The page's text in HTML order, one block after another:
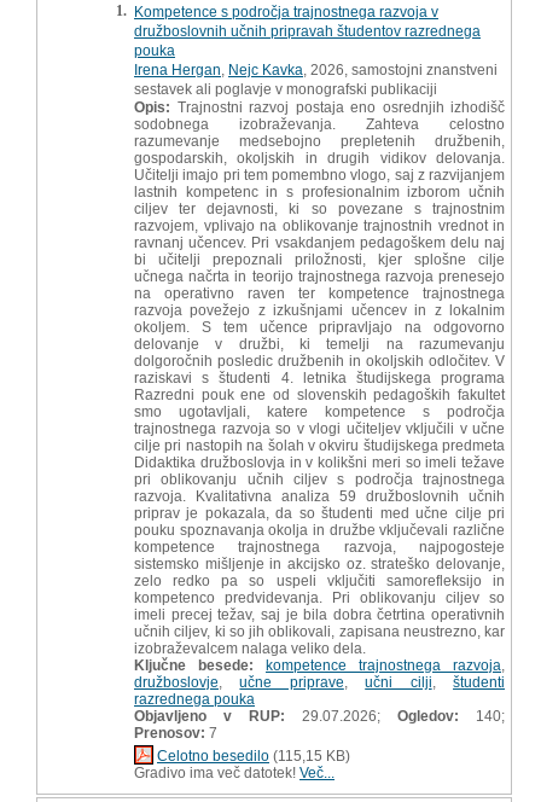
1. Kompetence s področja trajnostnega razvoja v
družboslovnih učnih pripravah študentov razrednega
pouka
Irena Hergan Nejc Kavka , 2026, samostojni znanstveni
sestavek ali poglavje v monografski publikaciji
Opis: Trajnostni razvoj postaja eno osrednjih izhodišč
sodobnega izobraževanja. Zahteva celostno
razumevanje medsebojno prepletenih družbenih,
gospodarskih, okoljskih in drugih vidikov delovanja.
Učitelji imajo pri tem pomembno vlogo, saj z razvijanjem
lastnih kompetenc in s profesionalnim izborom učnih
ciljev ter dejavnosti, ki so povezane s trajnostnim
razvojem, vplivajo na oblikovanje trajnostnih vrednot in
ravnanj učencev. Pri vsakdanjem pedagoškem delu naj
bi učitelji prepoznali priložnosti, kjer splošne cilje
učnega načrta in teorijo trajnostnega razvoja prenesejo
na operativno raven ter kompetence trajnostnega
razvoja povežejo z izkušnjami učencev in z lokalnim
okoljem. S tem učence pripravljajo na odgovorno
delovanje v družbi, ki temelji na razumevanju
dolgoročnih posledic družbenih in okoljskih odločitev. V
raziskavi s študenti 4. letnika študijskega programa
Razredni pouk ene od slovenskih pedagoških fakultet
smo ugotavljali, katere kompetence s področja
trajnostnega razvoja so v vlogi učiteljev vključili v učne
cilje pri nastopih na šolah v okviru študijskega predmeta
Didaktika družboslovja in v kolikšni meri so imeli težave
pri oblikovanju učnih ciljev s področja trajnostnega
razvoja. Kvalitativna analiza 59 družboslovnih učnih
priprav je pokazala, da so študenti med učne cilje pri
pouku spoznavanja okolja in družbe vključevali različne
kompetence trajnostnega razvoja, najpogosteje
sistemsko mišljenje in akcijsko oz. strateško delovanje,
zelo redko pa so uspeli vključiti samorefleksijo in
kompetenco predvidevanja. Pri oblikovanju ciljev so
imeli precej težav, saj je bila dobra četrtina operativnih
učnih ciljev, ki so jih oblikovali, zapisana neustrezno, kar
izobraževalcem nalaga veliko dela.
Ključne besede:
kompetence trajnostnega razvoja
družboslovje ,učne priprave ,učni cilji ,študenti
razrednega pouka
Objavljeno v RUP: 29.07.2026; Ogledov: 140;
Prenosov: 7
Celotno besedilo (115,15 KB)
Gradivo ima več datotek! Več...